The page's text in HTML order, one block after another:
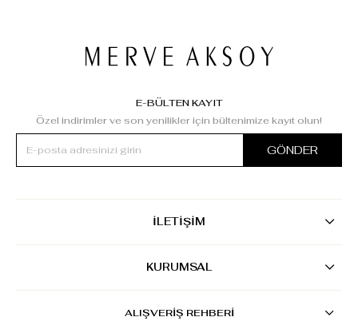
E-BÜLTEN KAYIT
Özel indirimler ve son yenilikler için bültenimize kayıt olun!
GÖNDER
İLETİŞİM
KURUMSAL
ALIŞVERİŞ REHBERİ